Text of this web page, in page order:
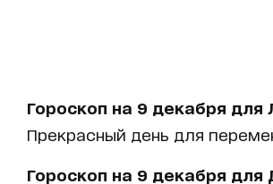
Гороскоп на 9 декабря для
Прекрасный день для
Гороскоп на 9 декабря для